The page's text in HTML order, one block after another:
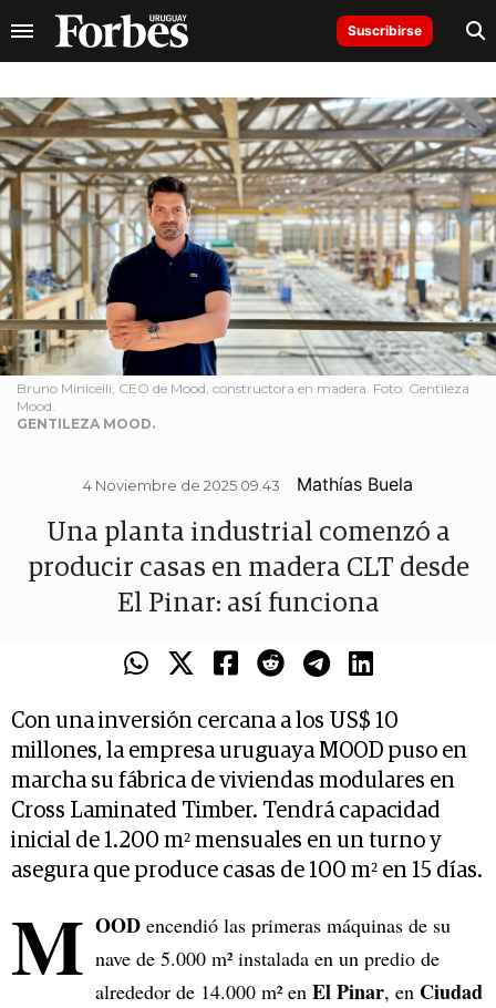
Suscribirse
Bruno Minicelli, CEO de Mood, constructora en madera. Foto: Gentileza
Mood.
GENTILEZA MOOD.
4 Noviembre de 2025 09.43 Mathías Buela
Una planta industrial comenzó a
producir casas en madera CLT desde
El Pinar: así funciona
Con una inversión cercana a los US$ 10
millones, la empresa uruguaya MOOD puso en
marcha su fábrica de viviendas modulares en
Cross Laminated Timber. Tendrá capacidad
inicial de 1.200 m² mensuales en un turno y
asegura que produce casas de 100 m² en 15 días.
M OOD encendió las primeras máquinas de su
nave de 5.000 m² instalada en un predio de
alrededor de 14.000 m² en El Pinar, en Ciudad